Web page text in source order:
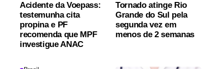
Acidente da Voepass:
testemunha cita
propina e PF
recomenda que MPF
investigue ANAC
Tornado atinge Rio
Grande do Sul pela
segunda vez em
menos de 2 semanas